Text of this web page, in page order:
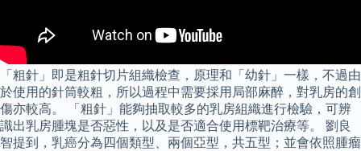
「粗針」即是粗針切片組織檢查，原理和「幼針」一樣，不過由
於使用的針筒較粗，所以過程中需要採用局部麻醉，對乳房的創
傷亦較高。 「粗針」能夠抽取較多的乳房組織進行檢驗，可辨
識出乳房腫塊是否惡性，以及是否適合使用標靶治療等。 劉良
智提到，乳癌分為四個類型、兩個亞型，共五型；並會依照腫瘤